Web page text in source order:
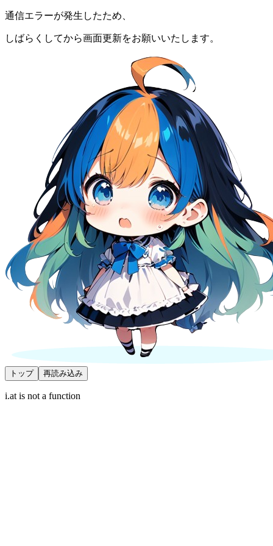
通信エラーが発生したため、
しばらくしてから画面更新をお願いいたします。
トップ 再読み込み
i.at is not a function